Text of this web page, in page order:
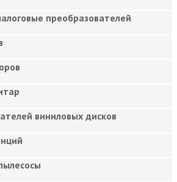
преобразователей
виниловых дисков